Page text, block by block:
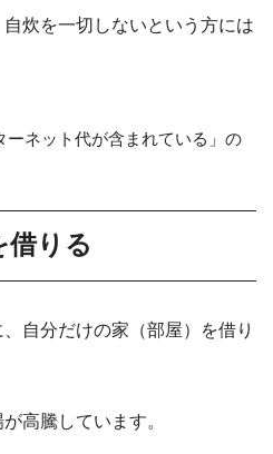
炊を一切しないという方には
ネット代が含まれている」の
借りる
自分だけの家（部屋）を借り
高騰しています。